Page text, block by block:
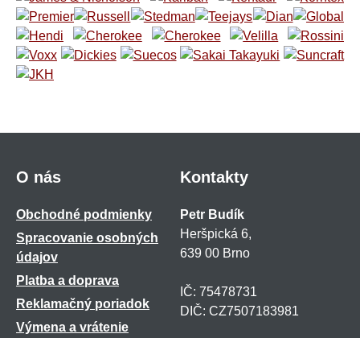
O nás
Obchodné podmienky
Spracovanie osobných
údajov
Platba a doprava
Reklamačný poriadok
Výmena a vrátenie
Kontakty
Petr Budík
Heršpická 6,
639 00 Brno
IČ: 75478731
DIČ: CZ7507183981